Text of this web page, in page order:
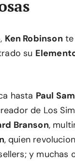
Ken Robinson
su
hasta Paul
de Los
Branson,
, quien
y muchas